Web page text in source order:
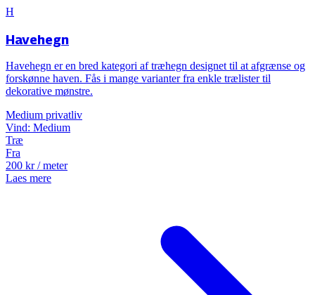
H
Havehegn
Havehegn er en bred kategori af træhegn designet til at afgrænse og
forskønne haven. Fås i mange varianter fra enkle trælister til
dekorative mønstre.
Medium privatliv
Vind: Medium
Træ
Fra
200 kr/ meter
Laes mere